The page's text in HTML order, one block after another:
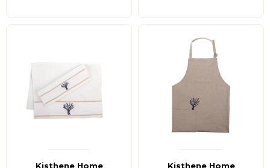
Kisthene Home Kisthene Home